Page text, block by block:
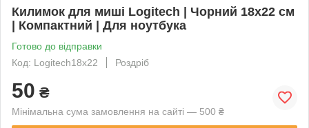
Килимок для миші Logitech | Чорний 18x22 см
| Компактний | Для ноутбука
Готово до відправки
Код: Logitech18x22
Роздріб
50 ₴
Мінімальна сума замовлення на сайті — 500 ₴